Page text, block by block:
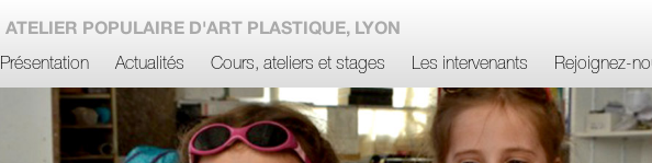
ATELIER POPULAIRE D'ART PLASTIQUE, LYON
Présentation Actualités Cours, ateliers et stages Les intervenants Rejoignez-